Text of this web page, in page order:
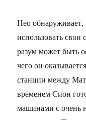
Нео
использовать
разум может быть
чего он
станции между
временем Сион
машинами с очень